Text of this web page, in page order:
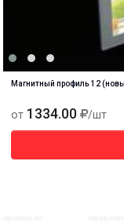
Магнитный профиль 12
от 1334.00 /шт